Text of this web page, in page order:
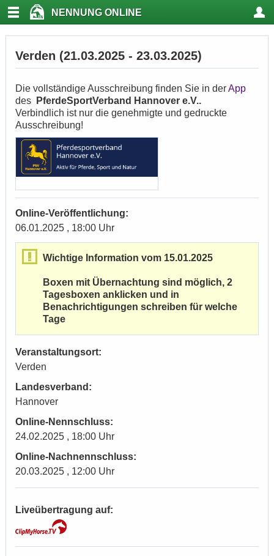
NENNUNG ONLINE
Verden (21.03.2025 - 23.03.2025)
Die vollständige Ausschreibung finden Sie in derApp
des
PferdeSportVerband Hannover e.V..
Verbindlich ist nur die genehmigte und gedruckte
Ausschreibung!
Online-Veröffentlichung:
06.01.2025 , 18:00 Uhr
Wichtige Information vom 15.01.2025
Boxen mit Übernachtung sind möglich, 2
Tagesboxen anklicken und in
Benachrichtigungen schreiben für welche
Tage
Veranstaltungsort:
Verden
Landesverband:
Hannover
Online-Nennschluss:
24.02.2025 , 18:00 Uhr
Online-Nachnennschluss:
20.03.2025 , 12:00 Uhr
Liveübertragung auf: